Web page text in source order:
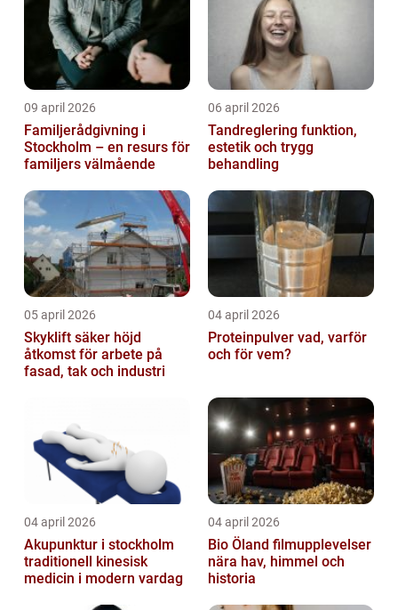
09 april 2026
Familjerådgivning i
Stockholm – en resurs för
familjers välmående
06 april 2026
Tandreglering funktion,
estetik och trygg
behandling
05 april 2026
Skyklift säker höjd
åtkomst för arbete på
fasad, tak och industri
04 april 2026
Proteinpulver vad, varför
och för vem?
04 april 2026
Akupunktur i stockholm
traditionell kinesisk
medicin i modern vardag
04 april 2026
Bio Öland filmupplevelser
nära hav, himmel och
historia